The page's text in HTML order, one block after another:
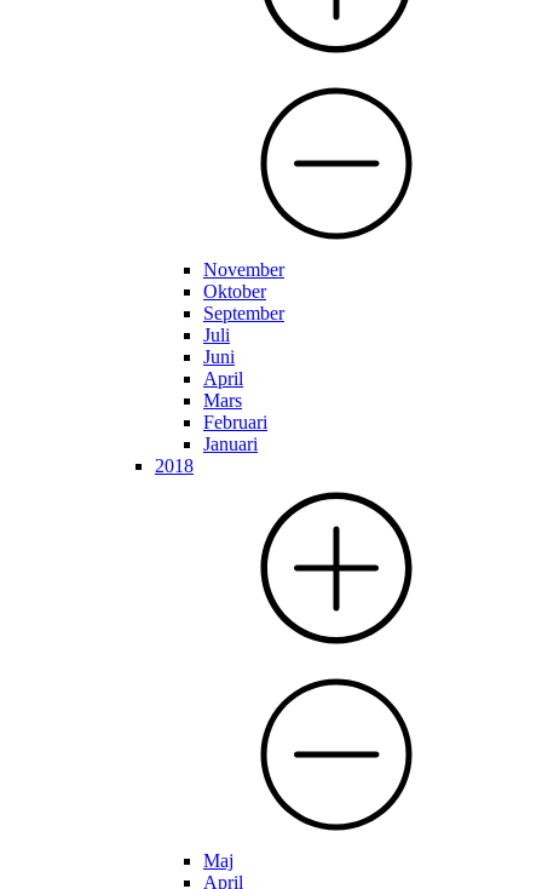
November
Oktober
September
Juli
Juni
April
Mars
Februari
Januari
2018
Maj
April